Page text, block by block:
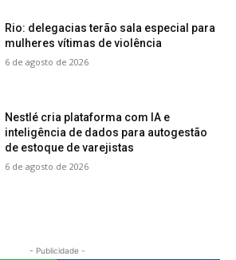
Rio: delegacias terão sala especial para
mulheres vítimas de violência
6 de agosto de 2026
Nestlé cria plataforma com IA e
inteligência de dados para autogestão
de estoque de varejistas
6 de agosto de 2026
- Publicidade -